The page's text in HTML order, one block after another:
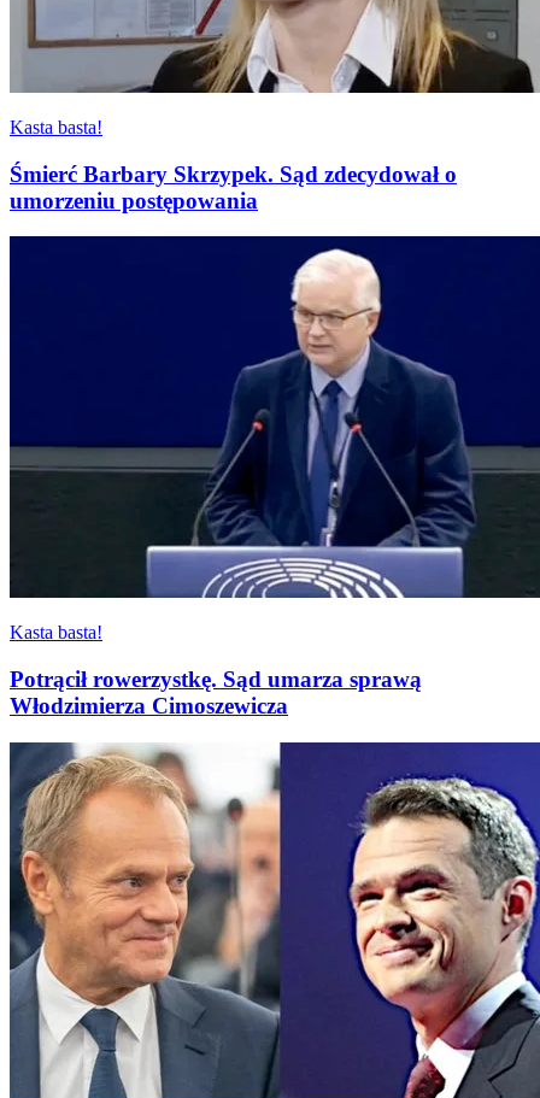
Kasta basta!
Śmierć Barbary Skrzypek. Sąd zdecydował o
umorzeniu postępowania
Kasta basta!
Potrącił rowerzystkę. Sąd umarza sprawą
Włodzimierza Cimoszewicza